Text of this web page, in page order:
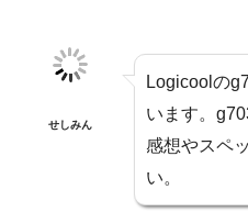
せしみん
Logicoolの
います。
感想やスペ
い。